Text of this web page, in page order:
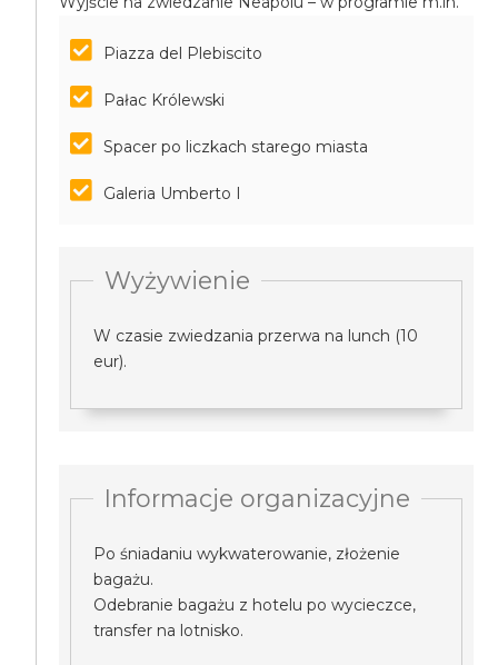
Piazza del Plebiscito
Pałac Królewski
Spacer po liczkach starego miasta
Galeria Umberto I
Wyżywienie
W czasie zwiedzania przerwa na lunch (10
eur).
Informacje organizacyjne
Po śniadaniu wykwaterowanie, złożenie
bagażu.
Odebranie bagażu z hotelu po wycieczce,
transfer na lotnisko.